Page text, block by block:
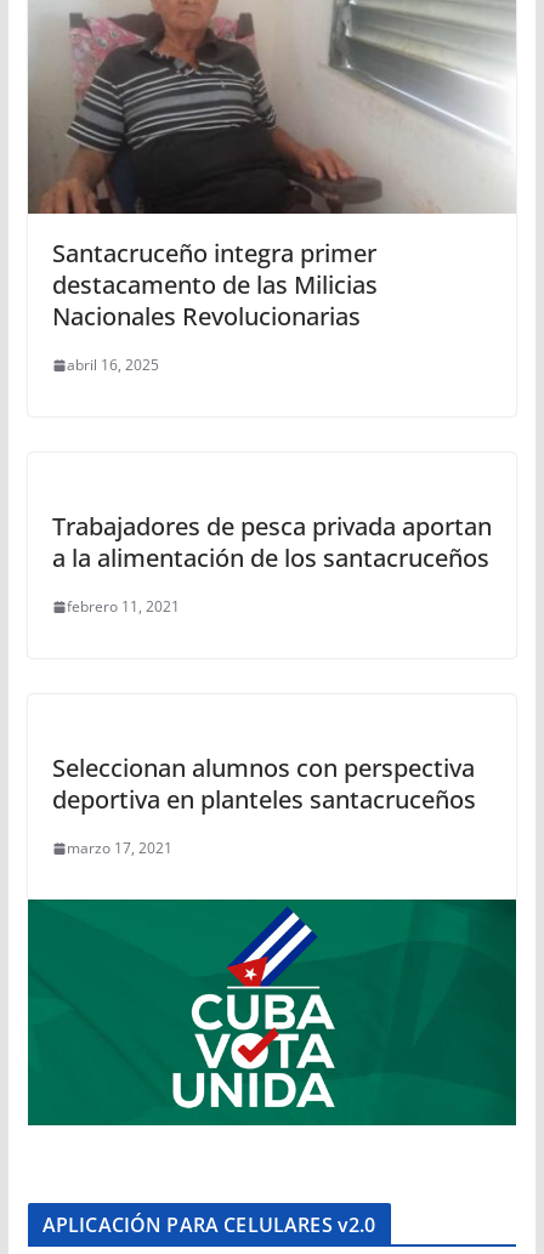
Santacruceño integra primer
destacamento de las Milicias
Nacionales Revolucionarias
abril 16, 2025
Trabajadores de pesca privada aportan
a la alimentación de los santacruceños
febrero 11, 2021
Seleccionan alumnos con perspectiva
deportiva en planteles santacruceños
marzo 17, 2021
APLICACIÓN PARA CELULARES v2.0